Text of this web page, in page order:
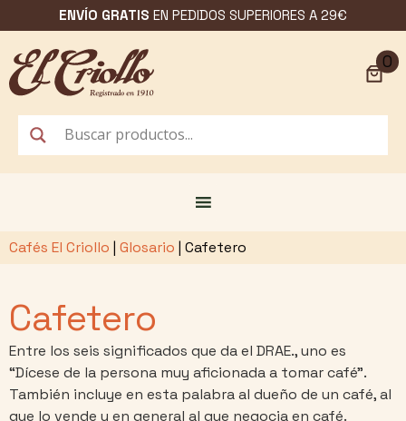
al
contenido
ENVÍO GRATIS EN PEDIDOS SUPERIORES A 29€
0
Cafés El Criollo | Glosario | Cafetero
Cafetero
Entre los seis significados que da el DRAE., uno es
“Dícese de la persona muy aficionada a tomar café”.
También incluye en esta palabra al dueño de un café, al
que lo vende y en general al que negocia en café.